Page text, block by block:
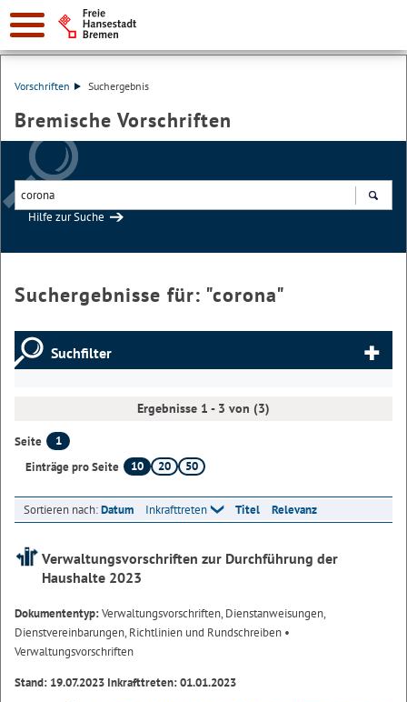
Vorschriften Suchergebnis
Bremische Vorschriften
Hilfe zur Suche
Suchergebnisse für: "corona"
Suchfilter
Ergebnisse 1 - 3 von (3)
Seite
1
Einträge pro Seite
10 20 50
Sortieren nach:Datum Inkrafttreten Titel Relevanz
Verwaltungsvorschriften zur Durchführung der
Haushalte 2023
Dokumententyp:Verwaltungsvorschriften, Dienstanweisungen,
Dienstvereinbarungen, Richtlinien und Rundschreiben •
Verwaltungsvorschriften
Stand: 19.07.2023 Inkrafttreten: 01.01.2023